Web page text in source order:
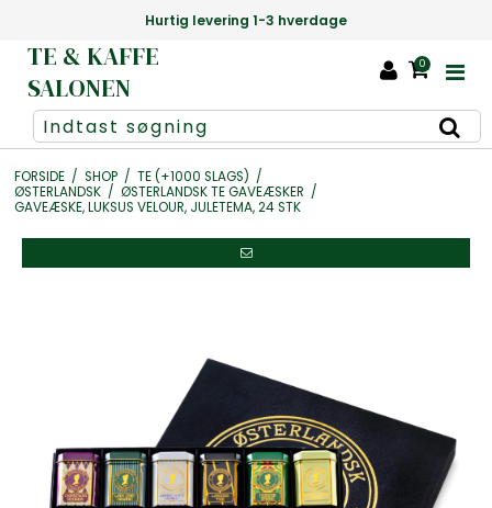
levering 1-3 hverdage
TE & KAFFE
SALONEN
0
FORSIDE / SHOP / TE (+1000 SLAGS) /
ØSTERLANDSK / ØSTERLANDSK TE GAVEÆSKER /
GAVEÆSKE, LUKSUS VELOUR, JULETEMA, 24 STK